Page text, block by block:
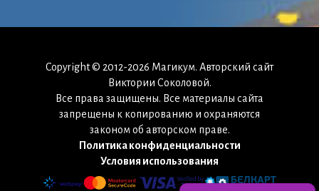
Copyright © 2012-2026 Магикум. Авторский сайт
Виктории Соколовой.
Все права защищены. Все материалы сайта
запрещены к копированию и охраняются
законом об авторском праве.
Политика конфиденциальности
Условия использования